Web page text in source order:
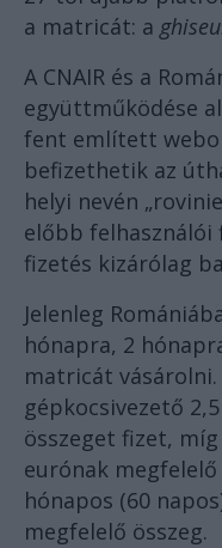
a matricát: a
A CNAIR és a
együttműködése
fent említett
befizethetik az
helyi nevén
előbb
fizetés kizárólag
Jelenleg
hónapra, 2
matricát vásárolni.
gépkocsivezető
összeget fizet,
eurónak megfelelő
hónapos (60
megfelelő összeg.